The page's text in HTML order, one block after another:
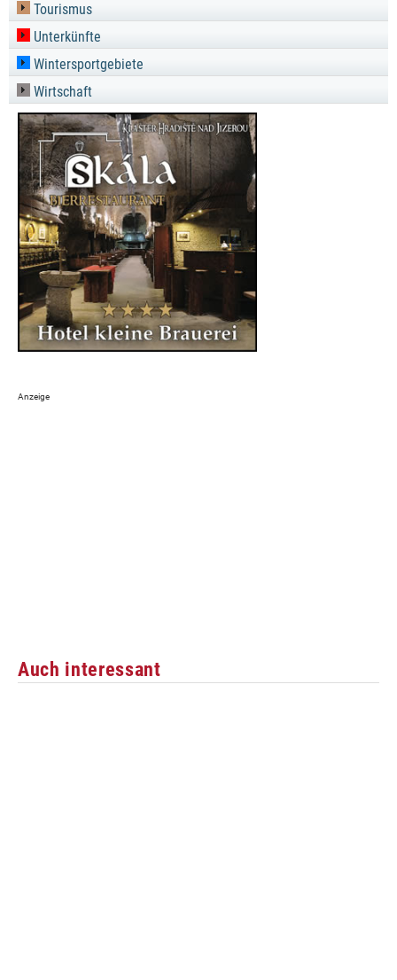
Tourismus
Unterkünfte
Wintersportgebiete
Wirtschaft
Auch interessant